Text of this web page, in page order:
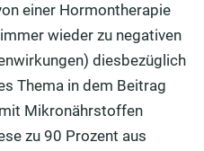
einer Hormontherapie
wieder zu negativen
diesbezüglich
Thema in dem Beitrag
Mikronährstoffen
zu 90 Prozent aus